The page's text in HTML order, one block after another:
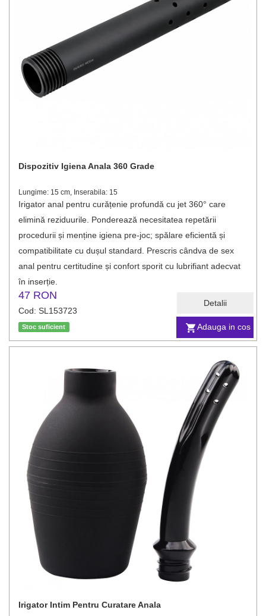
Adauga in cos
Detalii
Dispozitiv Igiena Anala 360 Grade
Lungime: 15 cm, Inserabila: 15
Irigator anal pentru curățenie profundă cu jet 360° care
elimină reziduurile. Ponderează necesitatea repetării
procedurii și menține igiena pre-joc; spălare eficientă și
compatibilitate cu dușul standard. Prescris cândva de sex
anal pentru certitudine și confort sporit cu lubrifiant adecvat
în inserție.
47 RON
Cod: SL153723
Stoc suficient
Irigator Intim Pentru Curatare Anala